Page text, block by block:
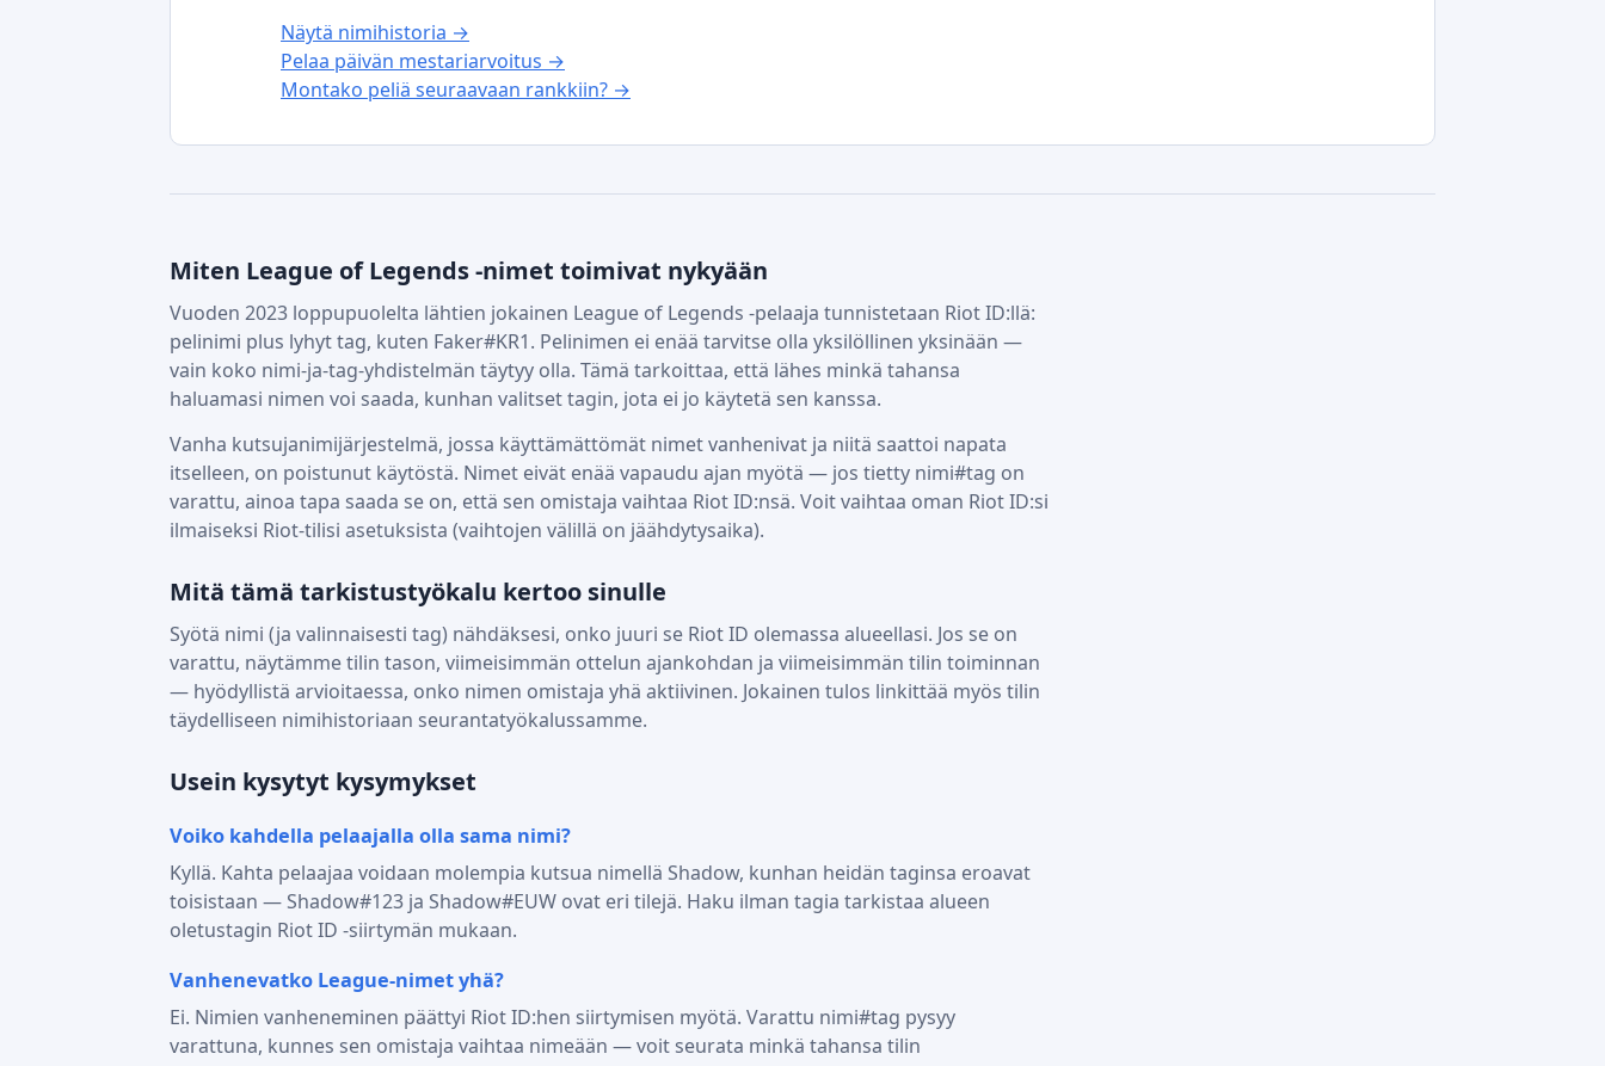
Näytä nimihistoria →
Pelaa päivän mestariarvoitus →
Montako peliä seuraavaan rankkiin? →
Miten League of Legends -nimet toimivat nykyään
Vuoden 2023 loppupuolelta lähtien jokainen League of Legends -pelaaja tunnistetaan Riot ID:llä:
pelinimi plus lyhyt tag, kuten Faker#KR1. Pelinimen ei enää tarvitse olla yksilöllinen yksinään —
vain koko nimi-ja-tag-yhdistelmän täytyy olla. Tämä tarkoittaa, että lähes minkä tahansa
haluamasi nimen voi saada, kunhan valitset tagin, jota ei jo käytetä sen kanssa.
Vanha kutsujanimijärjestelmä, jossa käyttämättömät nimet vanhenivat ja niitä saattoi napata
itselleen, on poistunut käytöstä. Nimet eivät enää vapaudu ajan myötä — jos tietty nimi#tag on
varattu, ainoa tapa saada se on, että sen omistaja vaihtaa Riot ID:nsä. Voit vaihtaa oman Riot ID:si
ilmaiseksi Riot-tilisi asetuksista (vaihtojen välillä on jäähdytysaika).
Mitä tämä tarkistustyökalu kertoo sinulle
Syötä nimi (ja valinnaisesti tag) nähdäksesi, onko juuri se Riot ID olemassa alueellasi. Jos se on
varattu, näytämme tilin tason, viimeisimmän ottelun ajankohdan ja viimeisimmän tilin toiminnan
— hyödyllistä arvioitaessa, onko nimen omistaja yhä aktiivinen. Jokainen tulos linkittää myös tilin
täydelliseen nimihistoriaan seurantatyökalussamme.
Usein kysytyt kysymykset
Voiko kahdella pelaajalla olla sama nimi?
Kyllä. Kahta pelaajaa voidaan molempia kutsua nimellä Shadow, kunhan heidän taginsa eroavat
toisistaan — Shadow#123 ja Shadow#EUW ovat eri tilejä. Haku ilman tagia tarkistaa alueen
oletustagin Riot ID -siirtymän mukaan.
Vanhenevatko League-nimet yhä?
Ei. Nimien vanheneminen päättyi Riot ID:hen siirtymisen myötä. Varattu nimi#tag pysyy
varattuna, kunnes sen omistaja vaihtaa nimeään — voit seurata minkä tahansa tilin